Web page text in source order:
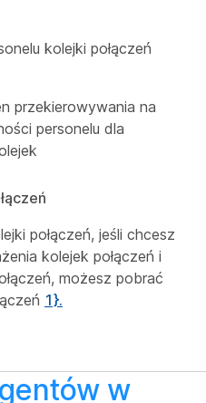
kolejki połączeń
przekierowywania na
personelu dla
połączeń, jeśli chcesz
kolejek połączeń i
możesz pobrać
1}.
w